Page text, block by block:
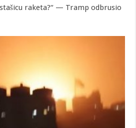
raketa?“ — Tramp odbrusio